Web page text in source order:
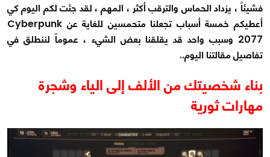
فشيئاً ، يزداد الحماس والترقب أكثر ، المهم ، لقد جئت لكم اليوم كي
أعطيكم خمسة أسباب تجعلنا متحمسين للغاية عن Cyberpunk
2077 وسبب واحد قد يقلقنا بعض الشيء ، عموماً لننطلق في
تفاصيل مقالتنا اليوم..
بناء شخصيتك من الألف إلى الياء وشجرة
مهارات ثورية